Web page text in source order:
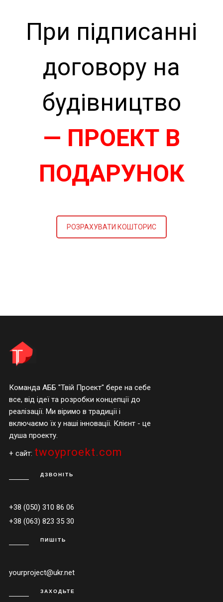
При підписанні
договору на
будівництво
— ПРОЕКТ В
ПОДАРУНОК
РОЗРАХУВАТИ КОШТОРИС
Команда АББ "Твій Проект" бере на себе
все, від ідеї та розробки концепції до
реалізації. Ми віримо в традиції і
включаємо їх у наші інновації. Клієнт - це
душа проекту.
+ сайт: twoyproekt.com
ДЗВОНІТЬ
+38 (050) 310 86 06
+38 (063) 823 35 30
ПИШІТЬ
yourproject@ukr.net
ЗАХОДЬТЕ